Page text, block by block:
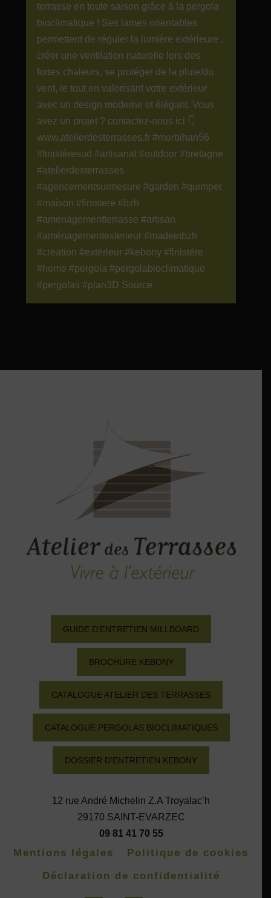
terrasse en toute saison grâce à la pergola
bioclimatique ! Ses lames orientables
permettent de réguler la lumière extérieure ,
créer une ventilation naturelle lors des
fortes chaleurs, se protéger de la pluie/du
vent, le tout en valorisant votre extérieur
avec un design moderne et élégant. Vous
avez un projet ? contactez-nous ici 👇
www.atelierdesterrasses.fr #morbihan56
#finistèresud #artisanat #outdoor #bretagne
#atelierdesterrasses
#agencementsurmesure #garden #quimper
#maison #finistere #bzh
#amenagementterrasse #artisan
#aménagementexterieur #madeinbzh
#creation #extérieur #kebony #finistère
#home #pergola #pergolabioclimatique
#pergolas #plan3D Source
GUIDE D'ENTRETIEN MILLBOARD
BROCHURE KEBONY
CATALOGUE ATELIER DES TERRASSES
CATALOGUE PERGOLAS BIOCLIMATIQUES
DOSSIER D'ENTRETIEN KEBONY
12 rue André Michelin Z.A Troyalac’h
29170 SAINT-EVARZEC
09 81 41 70 55
Mentions légales
Politique de cookies
Déclaration de confidentialité